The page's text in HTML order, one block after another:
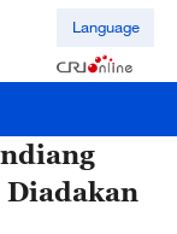
Language